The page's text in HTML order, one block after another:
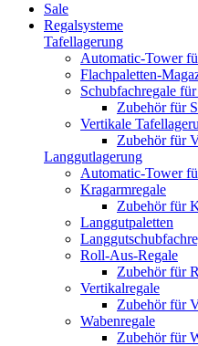
Sale
Regalsysteme
Tafellagerung
Automatic-Tower
Flachpaletten-
Schubfachregale
Zubehör für
Vertikale
Zubehör für
Langgutlagerung
Automatic-Tower
Kragarmregale
Zubehör für
Langgutpaletten
Roll-Aus-Regale
Zubehör für
Vertikalregale
Zubehör für
Wabenregale
Zubehör für